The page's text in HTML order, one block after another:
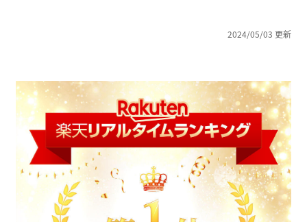
2024/05/03 更新